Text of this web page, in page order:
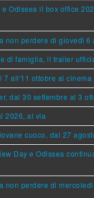
e Odissea il box office
non perdere di giovedì 6
di famiglia, il trailer
7 all'11 ottobre al cinema
dal 30 settembre al 3
2026, al via
cuoco, dal 27
Day e Odissea
non perdere di